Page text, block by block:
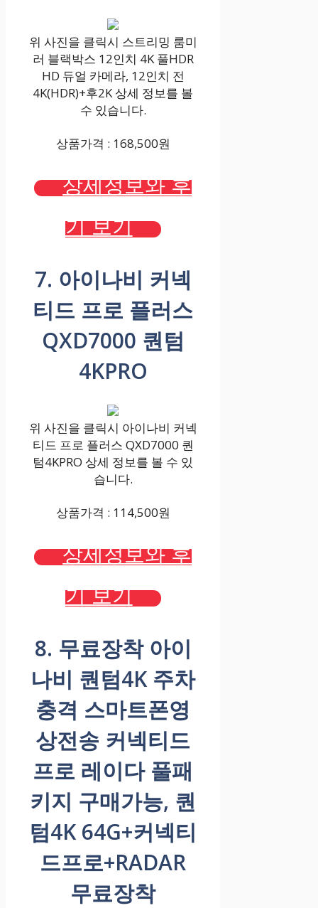
위 사진을 클릭시 스트리밍 룸미
러 블랙박스 12인치 4K 풀HDR
HD 듀얼 카메라, 12인치 전
4K(HDR)+후2K 상세 정보를 볼
수 있습니다.
상품가격 : 168,500원
상세정보와 후
기 보기
7. 아이나비 커넥
티드 프로 플러스
QXD7000 퀀텀
4KPRO
위 사진을 클릭시 아이나비 커넥
티드 프로 플러스 QXD7000 퀀
텀4KPRO 상세 정보를 볼 수 있
습니다.
상품가격 : 114,500원
상세정보와 후
기 보기
8. 무료장착 아이
나비 퀀텀4K 주차
충격 스마트폰영
상전송 커넥티드
프로 레이다 풀패
키지 구매가능, 퀀
텀4K 64G+커넥티
드프로+RADAR
무료장착